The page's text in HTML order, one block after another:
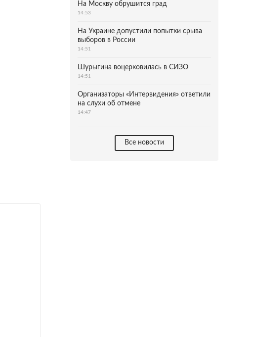
На Москву обрушится град
14:53
На Украине допустили попытки срыва
выборов в России
14:51
Шурыгина воцерковилась в СИЗО
14:51
Организаторы «Интервидения» ответили
на слухи об отмене
14:47
Все новости